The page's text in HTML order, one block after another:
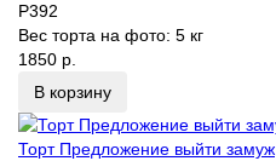
P392
Вес торта на фото: 5 кг
1850 р.
В корзину
Торт Предложение выйти замуж